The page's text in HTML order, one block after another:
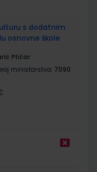
s dodatnim
osnovne škole
Ptičar
ministarstva: 7090